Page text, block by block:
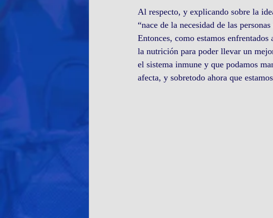
Al respecto, y explicando sobre la
“nace de la necesidad de las
Entonces, como estamos
la nutrición para poder llevar un
el sistema inmune y que podamos
afecta, y sobretodo ahora que